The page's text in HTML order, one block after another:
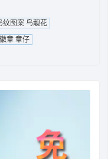
纹图案 鸟靓花
章 章仔